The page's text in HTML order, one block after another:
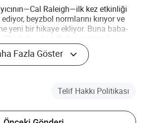
Raleigh—ilk kez etkinliği
beyzbol normlarını kırıyor ve
yeni bir hikaye ekliyor. Buna baba-
hızlı yükselen Caminero'yu
miras, aile ve boru hattı hayalleri
Raleigh Caminero'yu
Fazla Göster
Telif Hakkı Politikası